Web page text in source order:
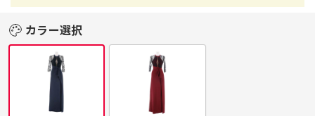
カラー選択